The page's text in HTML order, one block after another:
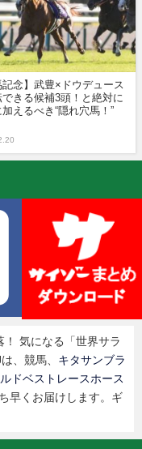
記念】武豊×ドウデュース
できる候補3頭！と絶対に
えるべき“隠れ穴馬！”
気になる「世界サラ
、競馬、 キタサンブラ
ドベストレースホース
早くお届けします。ギ